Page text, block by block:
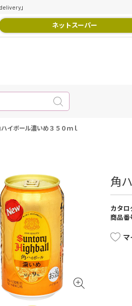
」
ネットスーパー
イボール濃いめ３５０ｍｌ
角
カタロ
商品番
マ